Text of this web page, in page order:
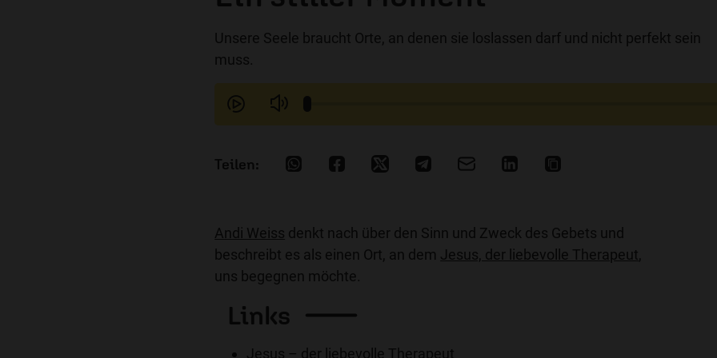
Unsere Seele braucht Orte, an denen sie loslassen darf und nicht perfekt sein
muss.
Andi Weiss denkt nach über den Sinn und Zweck des Gebets und
beschreibt es als einen Ort, an dem Jesus, der liebevolle Therapeut
uns begegnen möchte.
Links
Jesus – der liebevolle Therapeut